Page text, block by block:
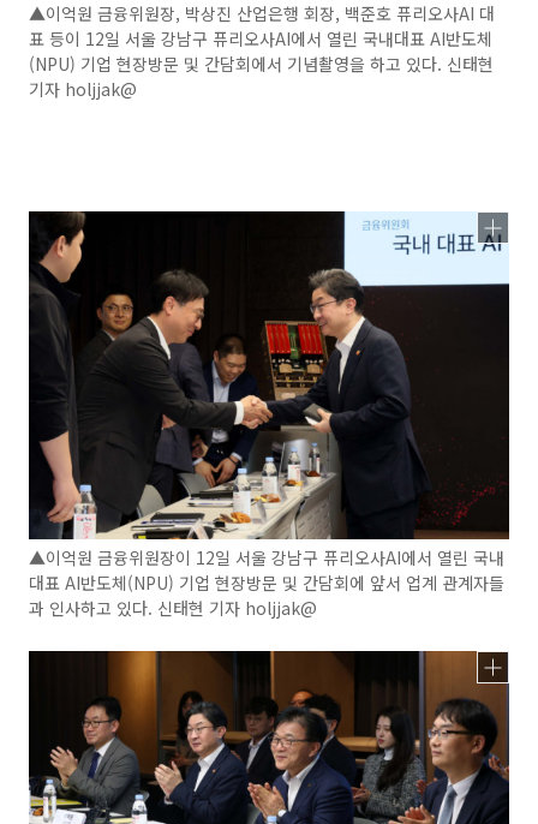
▲이억원 금융위원장, 박상진 산업은행 회장, 백준호 퓨리오사AI 대
표 등이 12일 서울 강남구 퓨리오사AI에서 열린 국내대표 AI반도체
(NPU) 기업 현장방문 및 간담회에서 기념촬영을 하고 있다. 신태현
기자 holjjak@
▲이억원 금융위원장이 12일 서울 강남구 퓨리오사AI에서 열린 국내
대표 AI반도체(NPU) 기업 현장방문 및 간담회에 앞서 업계 관계자들
과 인사하고 있다. 신태현 기자 holjjak@